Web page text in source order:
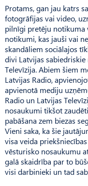
Protams, gan jau katrs
fotogrāfijas vai video,
pilnīgi pretēju notikuma
notikumi, kas jauši vai
skandāliem sociālajos
divi Latvijas
Televīzija. Abiem šiem
Latvijas Radio,
apvienotā mediju
Radio un Latvijas
nosaukumi tikšot
pabāšana zem biezas
Vieni saka, ka šie
visa veida
vēsturisko nosaukumu
galā skaidrība par to
visi darbinieki un tad